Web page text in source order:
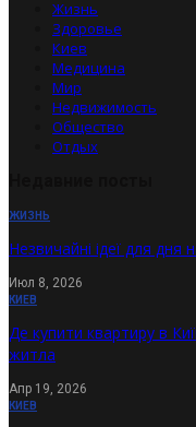
Жизнь
Здоровье
Киев
Медицина
Мир
Недвижимость
Общество
Отдых
ЖИЗНЬ
Незвичайні ідеї для дня
Июл 8, 2026
КИЕВ
Де купити квартиру в
житла
Апр 19, 2026
КИЕВ